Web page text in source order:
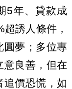
5年、貸款成
誘人條件，
圓夢；多位專
意良善，但在
追價恐慌，如